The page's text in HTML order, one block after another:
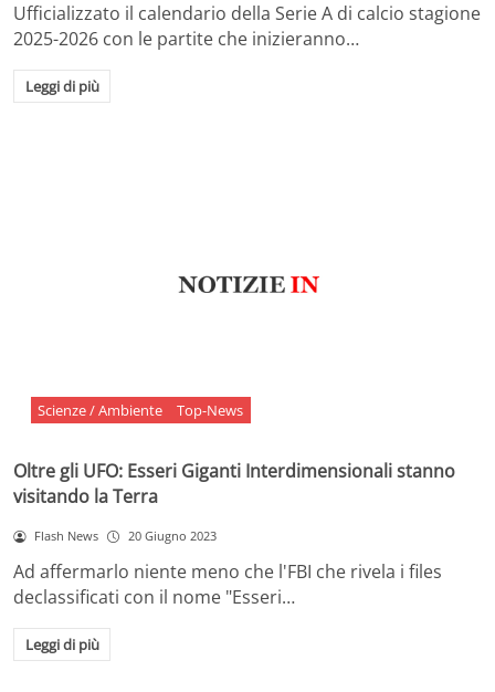
Ufficializzato il calendario della Serie A di calcio stagione
2025-2026 con le partite che inizieranno…
Leggi di più
Scienze / Ambiente Top-News
Oltre gli UFO: Esseri Giganti Interdimensionali stanno
visitando la Terra
Flash News 20 Giugno 2023
Ad affermarlo niente meno che l'FBI che rivela i files
declassificati con il nome "Esseri…
Leggi di più